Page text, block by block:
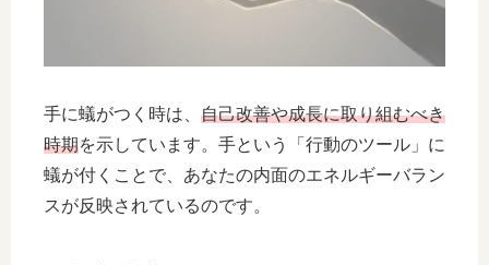
手に蟻がつく時は、 自己改善や成長に取り組むべき
時期を示しています。手という「行動のツール」に
蟻が付くことで、あなたの内面のエネルギーバラン
スが反映されているのです。